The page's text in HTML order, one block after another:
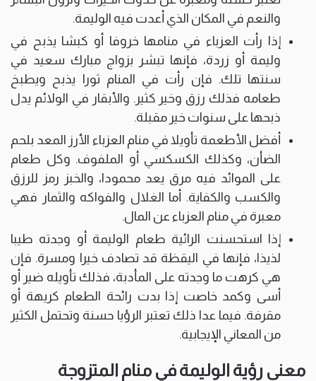
والنعم في المكان الذي أعدت فيه الوليمة.
إذا رأت العزباء في منامها خروفا أو كبشا يذبح في
وليمة أو زردة، فإنها تبشر بزواج مبارك سعيد في
سنتها تلك. فإن رأت في المنام ثورا يذبح ويطبخ
طعامه فذلك رزق وخير كثير. والأبقار في الولائم يدل
ذبحها على سنوات خير مقبلة.
أفضل الأطعمة تأويلا في منام العزباء الأرز المعد بلحم
الضأن، وكذلك الكسكسي أو الملفوف. وكل طعام
على الموائد فيه مرق يعد محمودا، والخبز رمز للرزق
والكسب والكفاية. أما الغلال والفواكه والثمار فهي
معبرة في منام العزباء عن المال.
إذا استحسنت الرائية طعام الوليمة أو وجدته طيبا
لذيذا، فإنها في اليقظة قد تصادف خيرا ومسرة. فإن
هي كرهت ما وجدته على المأدبة، فذلك تأويله ضير أو
أسى وكمد خاصت إذا بدت رائحة الطعام كريهة أو
مقرفة. فيما عدا ذلك تعتبر الرؤيا حسنة وتحتمل الكثير
من المعاني الإيجابية.
معنى رؤية الوليمة في منام المتزوجة